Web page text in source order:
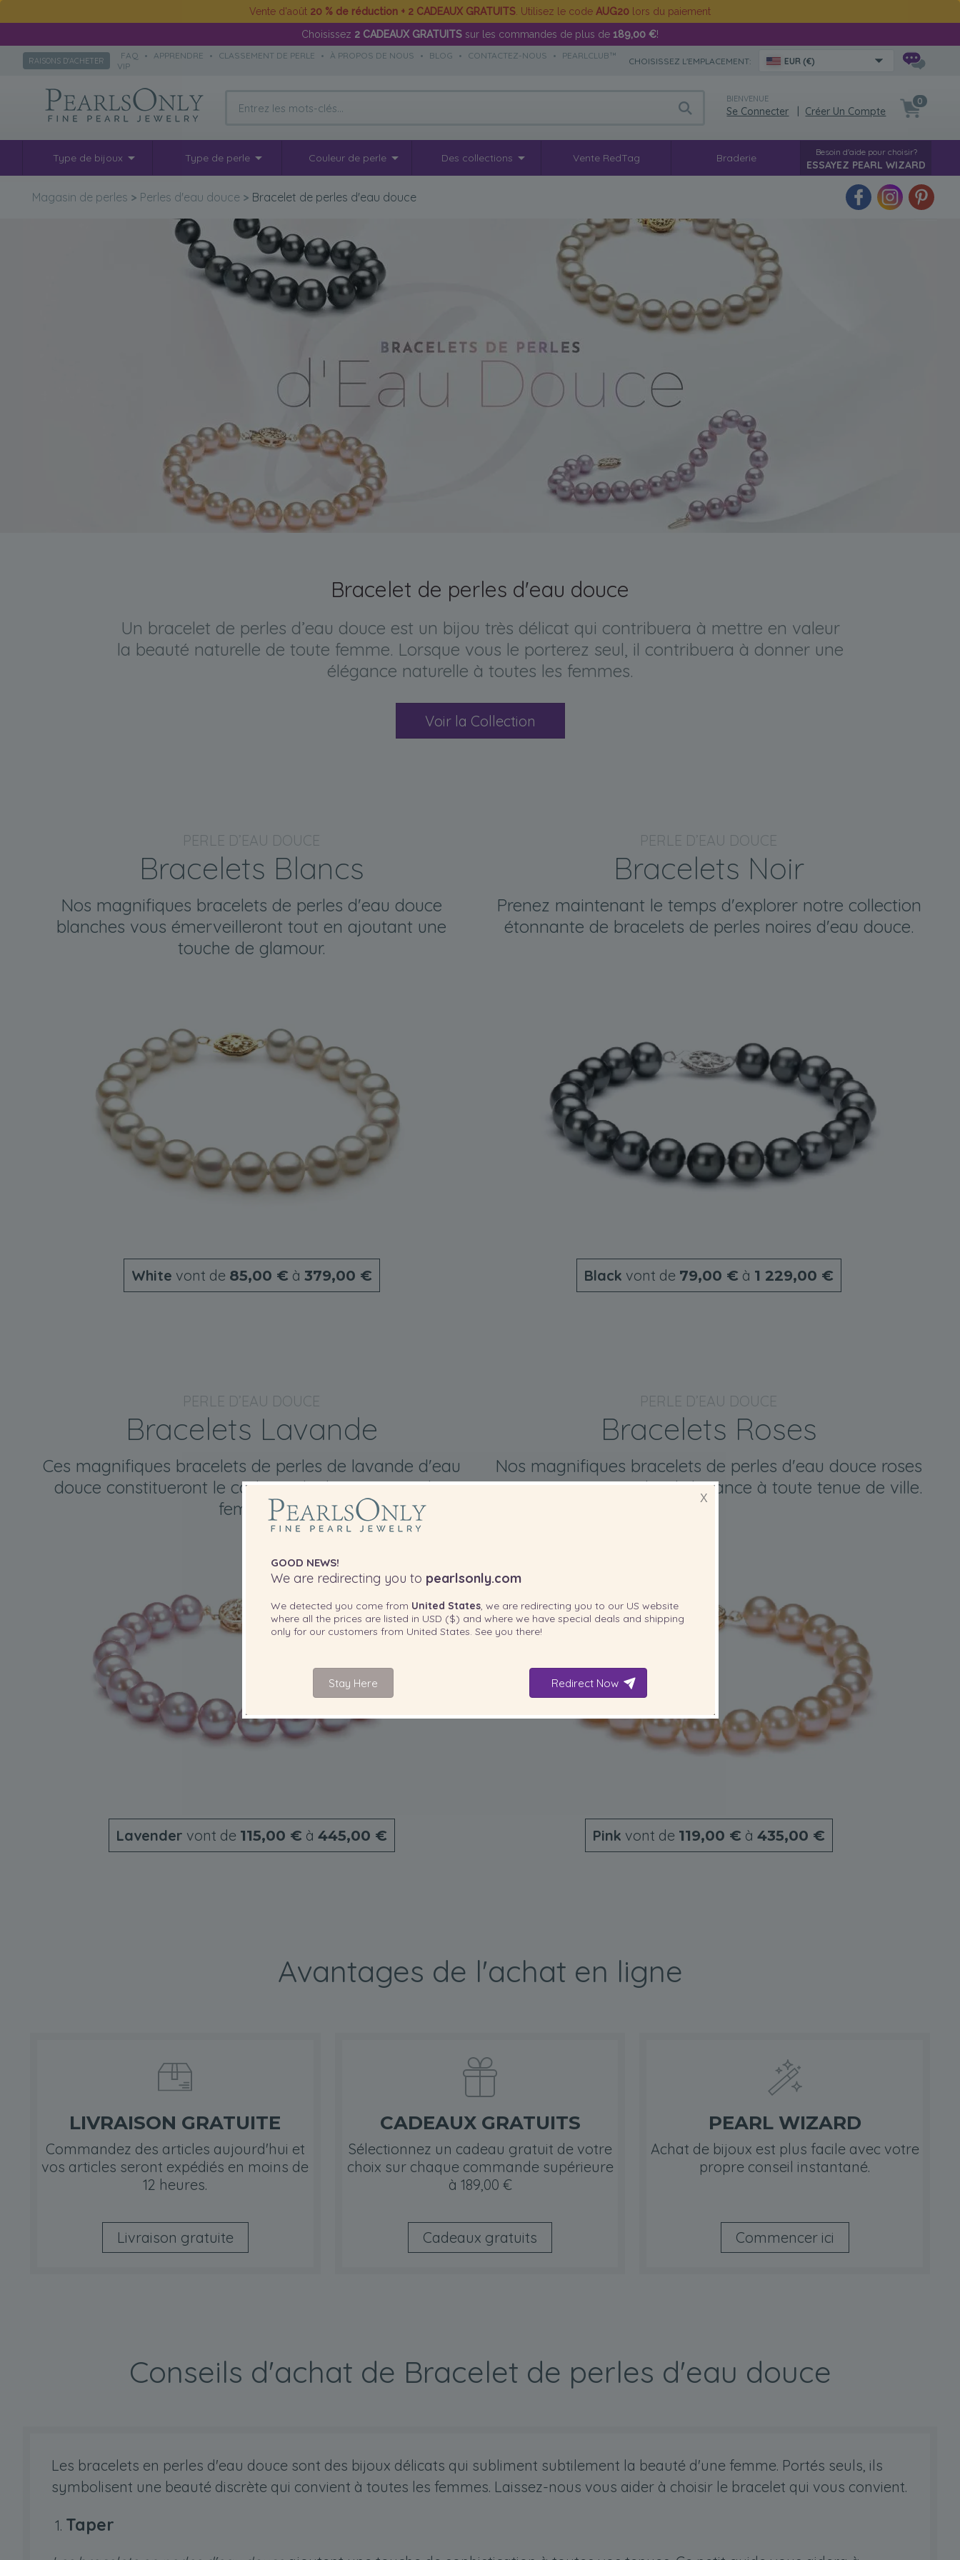
Vente d'août 20 % de réduction + 2 CADEAUX GRATUITS . Utilisez le code AUG20 lors du paiement
Choisissez 2 CADEAUX GRATUITS sur les commandes de plus de 189,00 €!
RAISONS D'ACHETER FAQ • APPRENDRE • CLASSEMENT DE PERLE • À PROPOS DE NOUS • BLOG • CONTACTEZ-NOUS •
PEARLCLUB™
VIP
CHOISISSEZ L'EMPLACEMENT: EUR (€)
BIENVENUE
Se Connecter Créer Un Compte
0
Type de bijoux Type de perle Couleur de perle Des collections Vente RedTag Braderie Besoin d'aide pour choisir?
ESSAYEZ PEARL WIZARD
Magasin de perles > Perles d'eau douce > Bracelet de perles d'eau douce
Bracelet de perles d'eau douce
Un bracelet de perles d’eau douce est un bijou très délicat qui contribuera à mettre en valeur
la beauté naturelle de toute femme. Lorsque vous le porterez seul, il contribuera à donner une
élégance naturelle à toutes les femmes.
Voir la Collection
PERLE D’EAU DOUCE
Bracelets Blancs
Nos magnifiques bracelets de perles d'eau douce
blanches vous émerveilleront tout en ajoutant une
touche de glamour.
White vont de 85,00 € à 379,00 €
PERLE D’EAU DOUCE
Bracelets Noir
Prenez maintenant le temps d'explorer notre collection
étonnante de bracelets de perles noires d'eau douce.
Black vont de 79,00 € à 1 229,00 €
PERLE D’EAU DOUCE
Bracelets Lavande
Ces magnifiques bracelets de perles de lavande d'eau
douce constitueront le cadeau idéal pour toutes les
femmes.
Lavender vont de 115,00 € à 445,00 €
PERLE D’EAU DOUCE
Bracelets Roses
Nos magnifiques bracelets de perles d'eau douce roses
apportent une touche d'élégance à toute tenue de ville.
Pink vont de 119,00 € à 435,00 €
Avantages de l'achat en ligne
LIVRAISON GRATUITE
Commandez des articles aujourd'hui et
vos articles seront expédiés en moins de
12 heures.
Livraison gratuite
CADEAUX GRATUITS
Sélectionnez un cadeau gratuit de votre
choix sur chaque commande supérieure
à 189,00 €
Cadeaux gratuits
PEARL WIZARD
Achat de bijoux est plus facile avec votre
propre conseil instantané.
Commencer ici
Conseils d'achat de Bracelet de perles d'eau douce
Les bracelets en perles d'eau douce sont des bijoux délicats qui subliment subtilement la beauté d'une femme. Portés seuls, ils
symbolisent une beauté discrète qui convient à toutes les femmes. Laissez-nous vous aider à choisir le bracelet qui vous convient.
Taper
X
GOOD NEWS!
We are redirecting you to pearlsonly.com
We detected you come from United States, we are redirecting you to our US website
where all the prices are listed in USD ($) and where we have special deals and shipping
only for our customers from United States. See you there!
Stay Here Redirect Now